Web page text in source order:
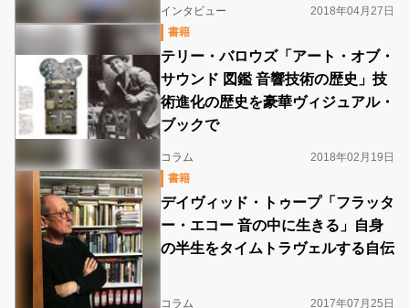
インタビュー
2018年04月27日
書籍
テリー・バロウズ「アート・オブ・
サウンド 図鑑 音響技術の歴史」技
術進化の歴史を豪華ヴィジュアル・
ブックで
コラム
2018年02月19日
書籍
デイヴィッド・トゥープ「フラッタ
ー・エコー 音の中に生きる」自身
の半生をタイムトラヴェルする自伝
コラム 2017年07月25日